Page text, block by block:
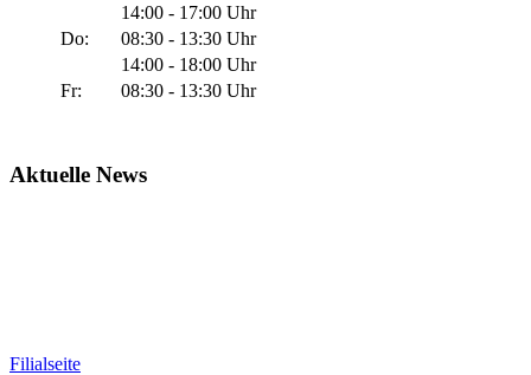
14:00 - 17:00 Uhr
Do:
08:30 - 13:30 Uhr
14:00 - 18:00 Uhr
Fr:
08:30 - 13:30 Uhr
Aktuelle News
Filialseite